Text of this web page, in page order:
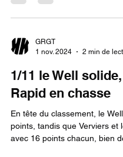
GRGT
1 nov. 2024
2 min de
1/11 le Well
Rapid en chasse
En tête du classement, le
points, tandis que Verviers et
avec 16 points chacun, bien